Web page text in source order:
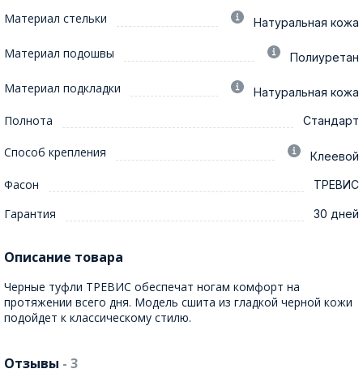
Материал стельки Натуральная кожа
Материал подошвы Полиуретан
Материал подкладки Натуральная кожа
Полнота Стандарт
Способ крепления Клеевой
Фасон ТРЕВИС
Гарантия 30 дней
Описание товара
Черные туфли ТРЕВИС обеспечат ногам комфорт на
протяжении всего дня. Модель сшита из гладкой черной кожи
подойдет к классическому стилю.
Отзывы - 3